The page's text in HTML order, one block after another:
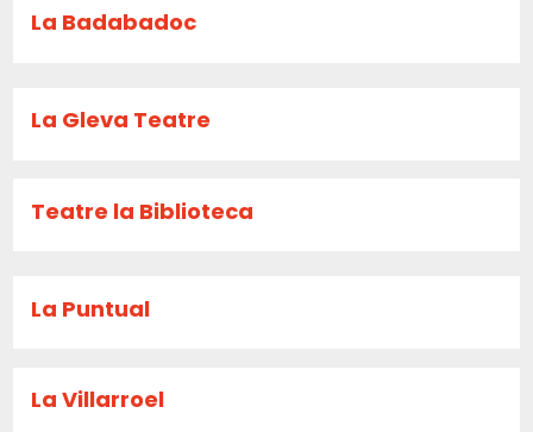
La Badabadoc
La Gleva Teatre
Teatre la Biblioteca
La Puntual
La Villarroel